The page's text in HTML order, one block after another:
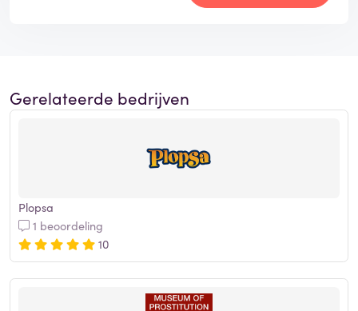
Gerelateerde bedrijven
Plopsa
1 beoordeling
10